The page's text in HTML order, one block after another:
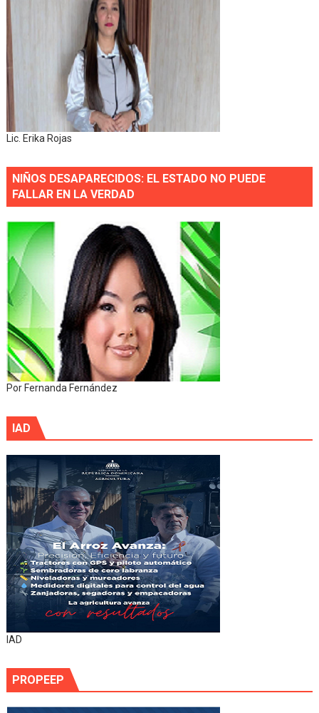
Lic. Erika Rojas
NIÑOS DESAPARECIDOS: EL ESTADO NO PUEDE
FALLAR EN LA VERDAD
Por Fernanda Fernández
IAD
IAD
PROPEEP